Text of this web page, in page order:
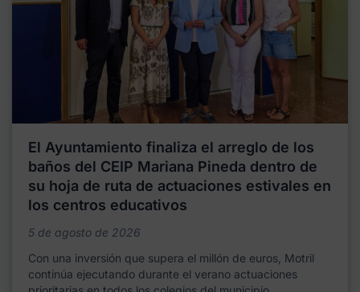
El Ayuntamiento finaliza el arreglo de los
baños del CEIP Mariana Pineda dentro de
su hoja de ruta de actuaciones estivales en
los centros educativos
5 de agosto de 2026
Con una inversión que supera el millón de euros, Motril
continúa ejecutando durante el verano actuaciones